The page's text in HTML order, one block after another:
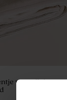
van Jollein met